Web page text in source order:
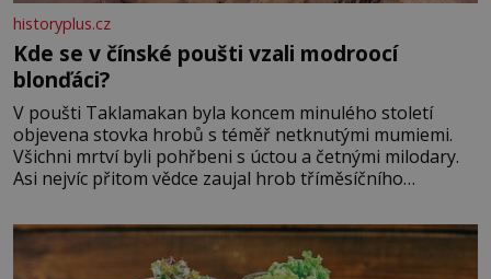
historyplus.cz
Kde se v čínské poušti vzali modroocí
blonďáci?
V poušti Taklamakan byla koncem minulého století
objevena stovka hrobů s téměř netknutými mumiemi.
Všichni mrtví byli pohřbeni s úctou a četnými milodary.
Asi nejvíc přitom vědce zaujal hrob tříměsíčního
blonďaté vlásky. Fakt, že jsou těla dávných lidí nesmírně
dobře zachovalá, přičítají odborníci zdejším klimatickým
podmínkám. Sucho, prosolené písky a extrémně